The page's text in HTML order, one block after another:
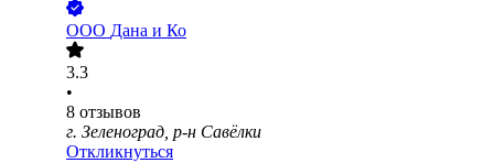
ООО Дана и Ко
3.3
•
8 отзывов
г. Зеленоград, р-н Савёлки
Откликнуться